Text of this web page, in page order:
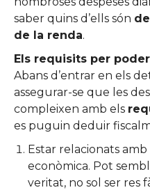
saber quins d’ells són
de la renda.
Els requisits per
Abans d’entrar en els
assegurar-se que les
compleixen amb els
es puguin deduir
Estar relacionats
econòmica. Pot
veritat, no sol ser res